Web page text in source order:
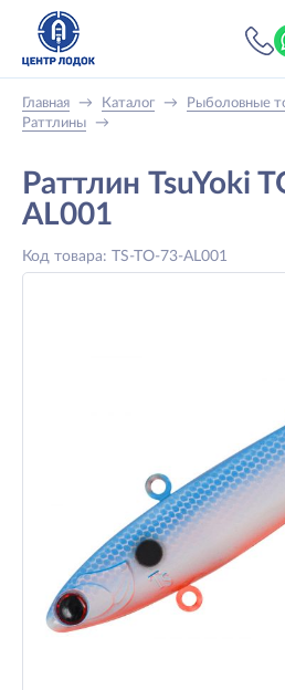
Главная → Каталог → Рыболовные
Раттлины
→
Раттлин TsuYoki
AL001
Код товара: TS-TO-73-AL001